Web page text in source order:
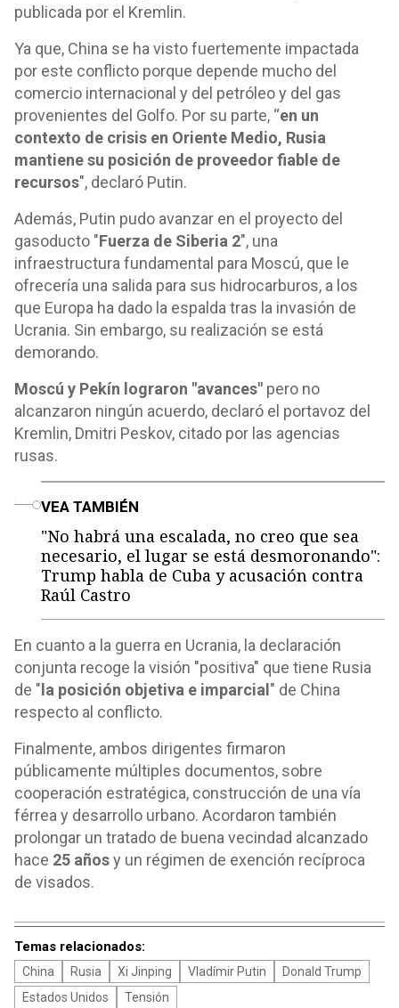
publicada por el Kremlin.
Ya que, China se ha visto fuertemente impactada
por este conflicto porque depende mucho del
comercio internacional y del petróleo y del gas
provenientes del Golfo. Por su parte, “en un
contexto de crisis en Oriente Medio, Rusia
mantiene su posición de proveedor fiable de
recursos", declaró Putin.
Además, Putin pudo avanzar en el proyecto del
gasoducto "Fuerza de Siberia 2", una
infraestructura fundamental para Moscú, que le
ofrecería una salida para sus hidrocarburos, a los
que Europa ha dado la espalda tras la invasión de
Ucrania. Sin embargo, su realización se está
demorando.
Moscú y Pekín lograron "avances" pero no
alcanzaron ningún acuerdo, declaró el portavoz del
Kremlin, Dmitri Peskov, citado por las agencias
rusas.
VEA TAMBIÉN
"No habrá una escalada, no creo que sea
necesario, el lugar se está desmoronando":
Trump habla de Cuba y acusación contra
Raúl Castro
En cuanto a la guerra en Ucrania, la declaración
conjunta recoge la visión "positiva" que tiene Rusia
de " la posición objetiva e imparcial " de China
respecto al conflicto.
Finalmente, ambos dirigentes firmaron
públicamente múltiples documentos, sobre
cooperación estratégica, construcción de una vía
férrea y desarrollo urbano. Acordaron también
prolongar un tratado de buena vecindad alcanzado
hace 25 añosy un régimen de exención recíproca
de visados.
Temas relacionados:
China Rusia Xi Jinping Vladímir Putin
Donald Trump
Estados Unidos
Tensión